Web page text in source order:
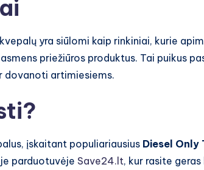
yra siūlomi kaip rinkiniai, kurie
priežiūros produktus. Tai puikus
dovanoti artimiesiems.
įskaitant populiariausius Diesel Only
parduotuvėje Save24.lt, kur rasite